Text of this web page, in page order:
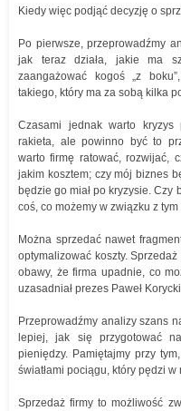
Kiedy więc podjąć decyzję o
Po pierwsze, przeprowadźmy
jak teraz działa, jakie ma
zaangażować kogoś „z
takiego, który ma za sobą kilka
Czasami jednak warto kryzys
rakieta, ale powinno być to
warto firmę ratować, rozwijać,
jakim kosztem; czy mój biznes
będzie go miał po kryzysie. Czy
coś, co możemy w związku z tym
Można sprzedać nawet
optymalizować koszty.
obawy, że firma upadnie, co
uzasadniał prezes Paweł Korycki.
Przeprowadźmy analizy szans
lepiej, jak się przygotować
pieniędzy. Pamiętajmy przy
światłami pociągu, który pędzi
Sprzedaż firmy to możliwość